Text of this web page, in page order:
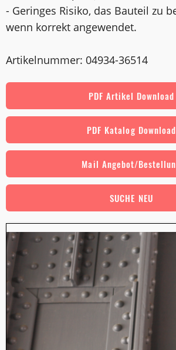
- Geringes Risiko, das Bauteil zu
wenn korrekt angewendet.
Artikelnummer: 04934-36514
PDF Artikel Download
PDF Katalog Download
Mail Angebot/
SUCHE NEU